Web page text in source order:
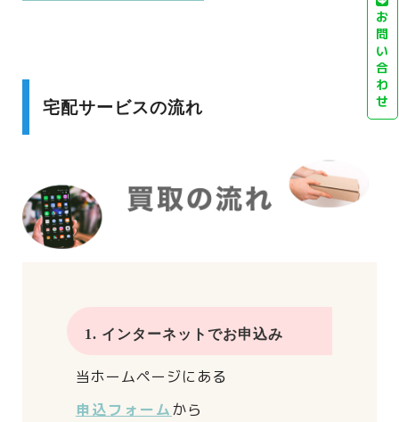
宅配サービスの流れ
1. インターネットでお申込み
当ホームページにある
申込フォームから
お
問
い
合
わ
せ